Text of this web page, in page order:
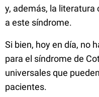
y, además, la
a este síndrome.
Si bien, hoy en día, no
para el síndrome de
universales que
pacientes.